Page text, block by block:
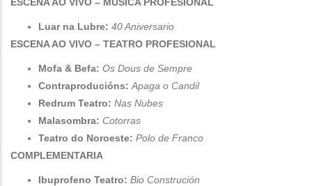
Luar na Lubre: 40 Aniversario
ESCENA AO VIVO – TEATRO PROFESIONAL
Mofa & Befa: Os Dous de Sempre
Contraproducións: Apaga o Candil
Redrum Teatro: Nas Nubes
Malasombra: Cotorras
Teatro do Noroeste: Polo de Franco
COMPLEMENTARIA
Ibuprofeno Teatro: Bio Construción